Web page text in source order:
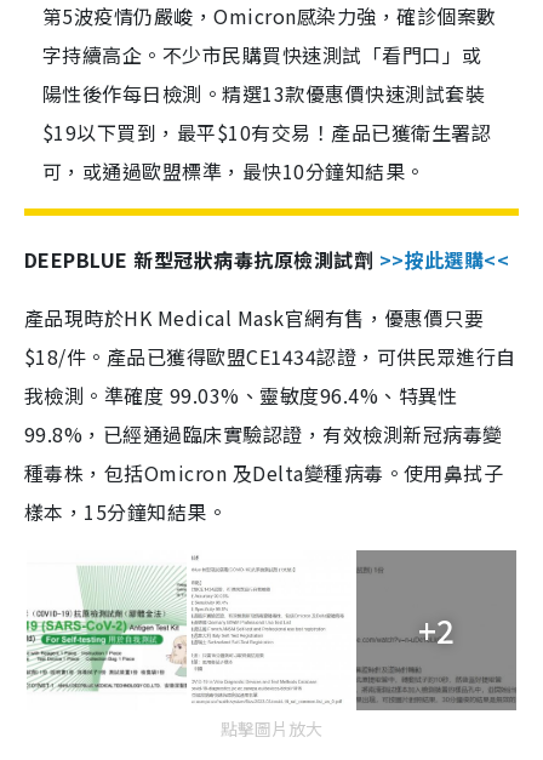
第5波疫情仍嚴峻，Omicron感染力強，確診個案數
字持續高企。不少市民購買快速測試「看門口」或
陽性後作每日檢測。精選13款優惠價快速測試套裝
$19以下買到，最平$10有交易！產品已獲衛生署認
可，或通過歐盟標準，最快10分鐘知結果。
DEEPBLUE 新型冠狀病毒抗原檢測試劑 >>按此選購<<
產品現時於HK Medical Mask官網有售，優惠價只要
$18/件。產品已獲得歐盟CE1434認證，可供民眾進行自
我檢測。準確度 99.03%、靈敏度96.4%、特異性
99.8%，已經通過臨床實驗認證，有效檢測新冠病毒變
種毒株，包括Omicron 及Delta變種病毒。使用鼻拭子
樣本，15分鐘知結果。
+2
點擊圖片放大